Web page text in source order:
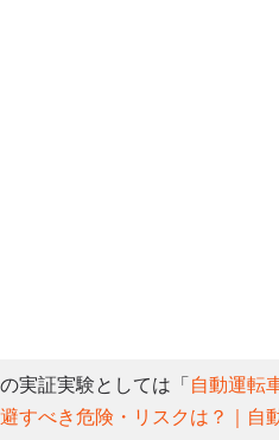
実証実験としては「 自動運転
すべき危険・リスクは？｜自